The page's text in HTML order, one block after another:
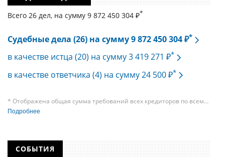
Всего 26 дел, на cумму 9 872 450 304 ₽*
Судебные дела (26) на сумму 9 872 450 304 ₽*
в качестве истца (20) на сумму 3 419 271 ₽*
в качестве ответчика (4) на сумму 24 500 ₽*
* Отображена общая сумма требований всех кредиторов по всем
судебным делам, в рамках которых компания подавала требования
в одном таком деле может быть несколько десятков, а размеры сумм
требований одних могут быть больше или меньше размеров
Подробнее
СОБЫТИЯ